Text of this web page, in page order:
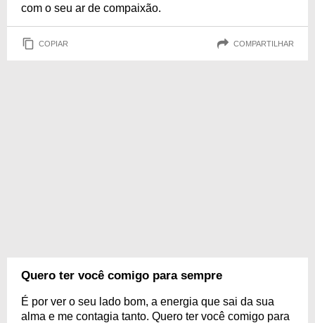
com o seu ar de compaixão.
COPIAR COMPARTILHAR
Quero ter você comigo para sempre
É por ver o seu lado bom, a energia que sai da sua
alma e me contagia tanto. Quero ter você comigo para